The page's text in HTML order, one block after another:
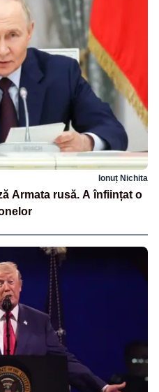
Ionuț Nichita
Armata rusă. A înființat o